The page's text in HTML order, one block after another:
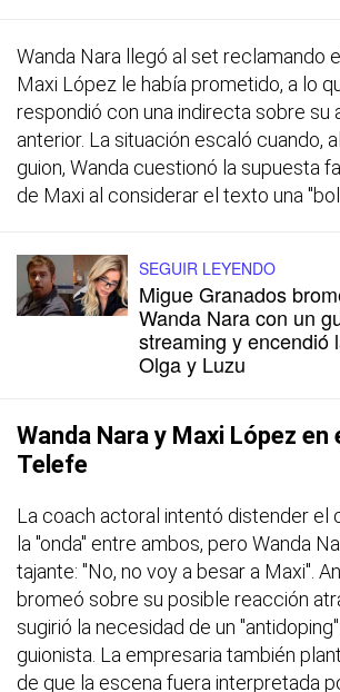
Wanda Nara llegó al set reclamando
Maxi López le había prometido, a lo
respondió con una indirecta sobre su
anterior. La situación escaló cuando,
guion, Wanda cuestionó la supuesta
de Maxi al considerar el texto una
SEGUIR LEYENDO
Migue Granados
Wanda Nara con un
streaming y encendió
Olga y Luzu
Wanda Nara y Maxi López en
Telefe
La coach actoral intentó distender el
la "onda" entre ambos, pero Wanda
tajante: "No, no voy a besar a Maxi".
bromeó sobre su posible reacción
sugirió la necesidad de un "antidoping"
guionista. La empresaria también
de que la escena fuera interpretada